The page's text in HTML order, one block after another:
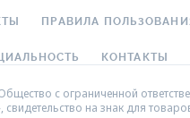
ПРАВИЛА
КОНТАКТЫ
с ограниченной
на знак для